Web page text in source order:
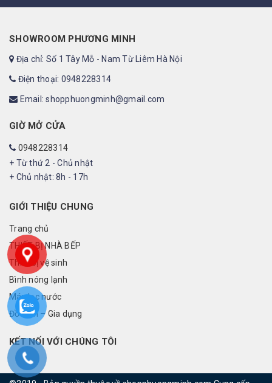
SHOWROOM PHƯƠNG MINH
Địa chỉ: Số 1 Tây Mỗ - Nam Từ Liêm Hà Nội
Điện thoại: 0948228314
Email: shopphuongminh@gmail.com
GIỜ MỞ CỬA
0948228314
+ Từ thứ 2 - Chủ nhật
+ Chủ nhật: 8h - 17h
GIỚI THIỆU CHUNG
Trang chủ
THIẾT BỊ NHÀ BẾP
Thiết bị vệ sinh
Bình nóng lạnh
Máy lọc nước
Đồ điện – Gia dụng
KẾT NỐI VỚI CHÚNG TÔI